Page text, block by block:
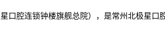
腔连锁钟楼旗舰总院），是常州北极星口